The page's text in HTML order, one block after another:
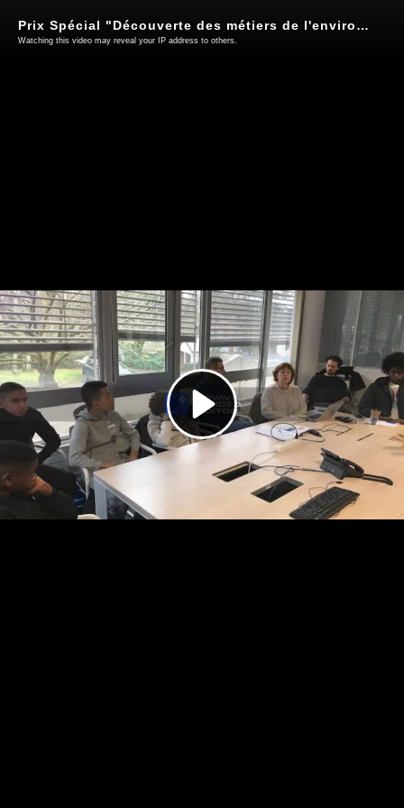
Play
Video
Prix Spécial "Découverte des métiers de l'environnement", Collège Lucie Aubrac, Argenteuil (95)
Watching this video may reveal your IP address to others.